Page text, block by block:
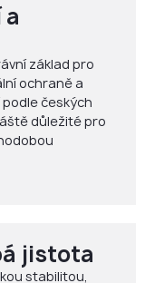
základ pro
ochraně a
českých
důležité pro
jistota
stabilitou,